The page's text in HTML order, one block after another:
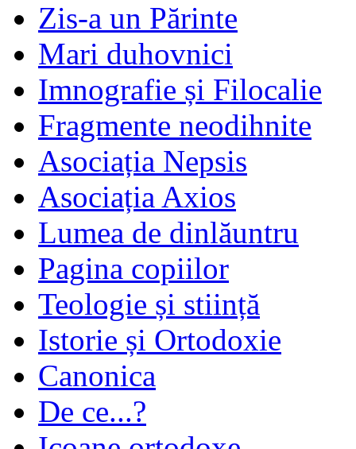
Zis-a un Părinte
Mari duhovnici
Imnografie și Filocalie
Fragmente neodihnite
Asociația Nepsis
Asociația Axios
Lumea de dinlăuntru
Pagina copiilor
Teologie și stiință
Istorie și Ortodoxie
Canonica
De ce...?